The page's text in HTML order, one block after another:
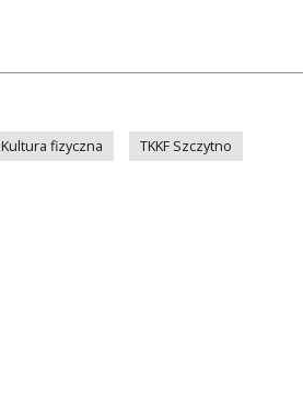
Kultura fizyczna TKKF Szczytno